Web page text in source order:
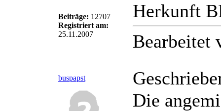
Beiträge: 12707
Registriert am:
25.11.2007
Herkunft
Bearbeitet
buspapst
Die